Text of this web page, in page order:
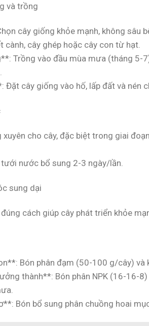
và trồng
cây giống khỏe mạnh, không sâu
cành, cây ghép hoặc cây con từ hạt.
Trồng vào đầu mùa mưa (tháng 5-
cây giống vào hố, lấp đất và nén
cho cây, đặc biệt trong giai
nước bổ sung 2-3 ngày/lần.
sung dại
cách giúp cây phát triển khỏe
Bón phân đạm (50-100 g/cây)
thành**: Bón phân NPK (16-16-
Bón bổ sung phân chuồng hoai